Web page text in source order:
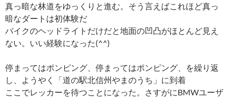
真っ暗な林道をゆっくりと進む。そう言えばこれほど真っ
暗なダートは初体験だ
バイクのヘッドライトだけだと地面の凹凸がほとんど見え
ない。いい経験になった(^^)
停まってはポンピング、停まってはポンピング、を繰り返
し、ようやく「道の駅北信州やまのうち」に到着
ここでレッカーを待つことになった。さすがにBMWユーザ